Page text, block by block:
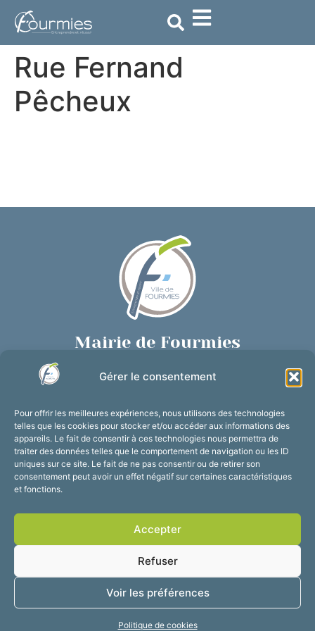
Gérer le consentement
Pour offrir les meilleures expériences, nous utilisons des technologies
telles que les cookies pour stocker et/ou accéder aux informations des
appareils. Le fait de consentir à ces technologies nous permettra de
traiter des données telles que le comportement de navigation ou les ID
uniques sur ce site. Le fait de ne pas consentir ou de retirer son
consentement peut avoir un effet négatif sur certaines caractéristiques
et fonctions.
Accepter
Refuser
Voir les préférences
Politique de cookies
principal
Rue Fernand
Pêcheux
Mairie de Fourmies
03 27 59 69 79
Horaires d’ouverture
Du lundi au vendredi :
de 8h30 à 12h et de 13h30 à 17h30
Suivez-nous !
Accessibilité
Mentions légales
2025 © Propulsé par